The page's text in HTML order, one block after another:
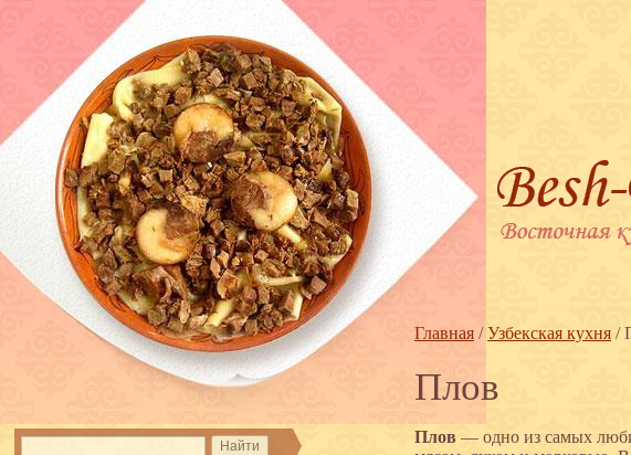
Главная /Узбекская кухня /
Плов
Плов — одно из самых